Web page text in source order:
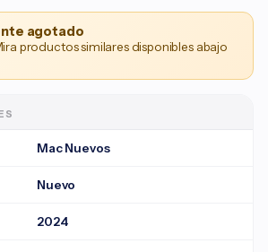
agotado
productos similares disponibles abajo
Mac Nuevos
Nuevo
2024